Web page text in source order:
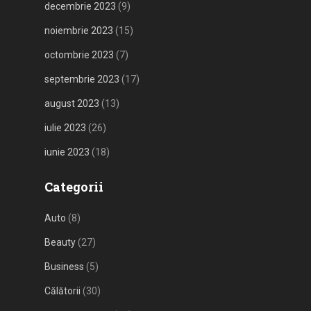
decembrie 2023 (9)
noiembrie 2023 (15)
octombrie 2023 (7)
septembrie 2023 (17)
august 2023 (13)
iulie 2023 (26)
iunie 2023 (18)
Categorii
Auto (8)
Beauty(27)
Business (5)
Călătorii (30)